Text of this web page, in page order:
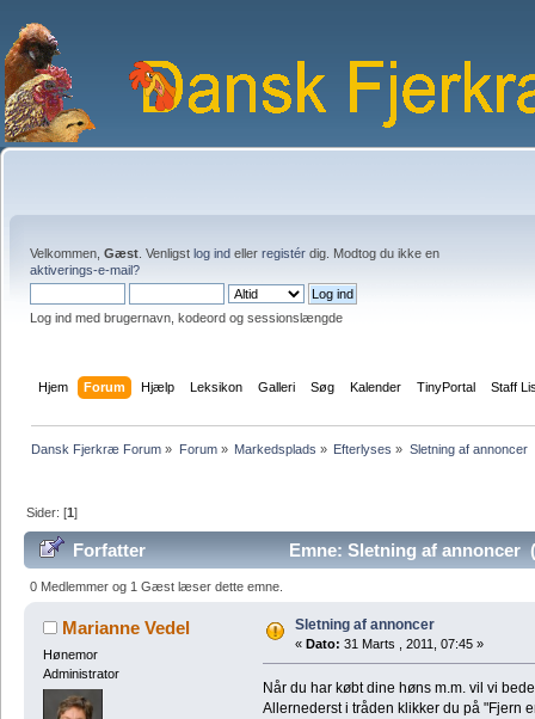
Velkommen, Gæst . Venligst log ind eller registér dig. Modtog du ikke en
aktiverings-e-mail?
Log ind med brugernavn, kodeord og sessionslængde
Hjem Forum Hjælp Leksikon Galleri Søg Kalender TinyPortal Staff
Dansk Fjerkræ Forum » Forum» Markedsplads » Efterlyses » Sletning af annoncer
Sider: [1]
Forfatter Emne: Sletning af annoncer
0 Medlemmer og 1 Gæst læser dette emne.
Marianne Vedel
Hønemor
Administrator
Sletning af annoncer
« Dato: 31 Marts , 2011, 07:45 »
Når du har købt dine høns m.m. vil vi
Allernederst i tråden klikker du på "Fjern